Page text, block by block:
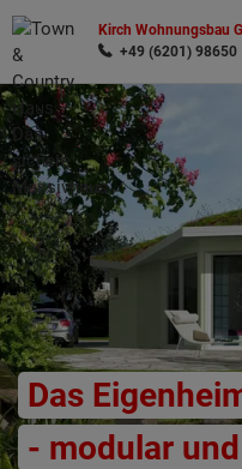
Kirch Wohnungsbau
+49 (6201) 98650
Das
- modular und
Wonach möchten